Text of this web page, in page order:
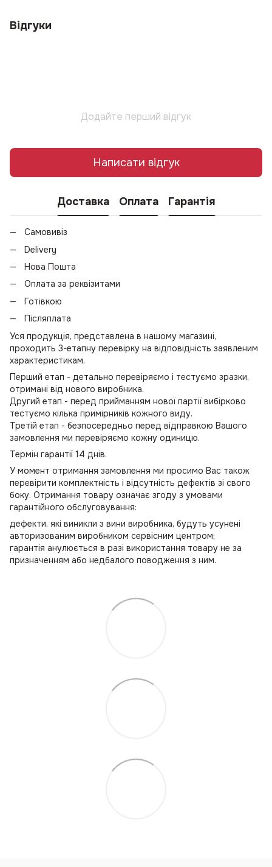
Відгуки
Додайте перший відгук
Написати відгук
Доставка Оплата Гарантія
Самовивіз
Delivery
Нова Пошта
Оплата за реквізитами
Готівкою
Післяплата
Уся продукція, представлена в нашому магазині,
проходить 3-етапну перевірку на відповідність заявленим
характеристикам.
Перший етап - детально перевіряємо і тестуємо зразки,
отримані від нового виробника.
Другий етап - перед прийманням нової партії вибірково
тестуємо кілька примірників кожного виду.
Третій етап - безпосередньо перед відправкою Вашого
замовлення ми перевіряємо кожну одиницю.
Термін гарантії 14 днів.
У момент отримання замовлення ми просимо Вас також
перевірити комплектність і відсутність дефектів зі свого
боку. Отримання товару означає згоду з умовами
гарантійного обслуговування:
дефекти, які виникли з вини виробника, будуть усунені
авторизованим виробником сервісним центром;
гарантія анулюється в разі використання товару не за
призначенням або недбалого поводження з ним.